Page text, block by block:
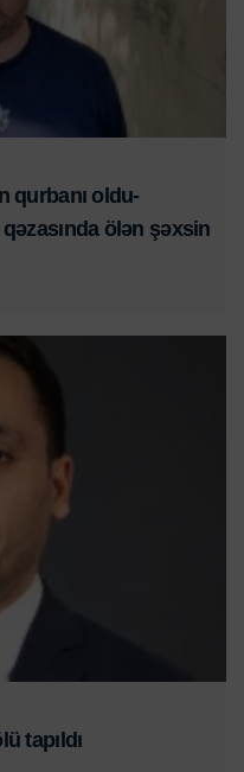
qurbanı oldu-
ölən şəxsin
tapıldı